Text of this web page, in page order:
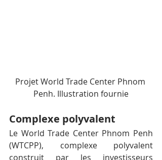
Projet World Trade Center Phnom
Penh. Illustration fournie
Complexe polyvalent
Le World Trade Center Phnom Penh
(WTCPP), complexe polyvalent
construit par les investisseurs